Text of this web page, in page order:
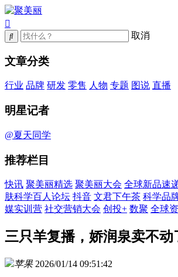
取消
文章分类
行业 品牌 研发 零售 人物 专题 图说 直播
明星记者
@夏天同学
推荐栏目
快讯 聚美丽精选 聚美丽大会 全球新品速
肤科学百人论坛 抖音 文君下午茶 科学品
媒实训营 社交营销大会 创投+ 数聚 全球
三只羊复播，娇润泉卖不动
苹果 2026/01/14 09:51:42